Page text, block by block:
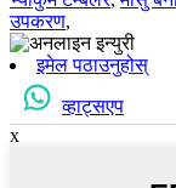
उपकरण,
इमेल पठाउनुहोस्
व्हाट्सएप
x